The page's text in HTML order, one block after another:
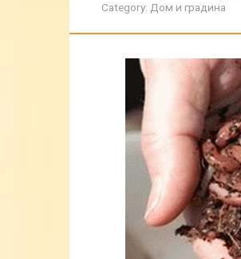
Category: Дом и градина